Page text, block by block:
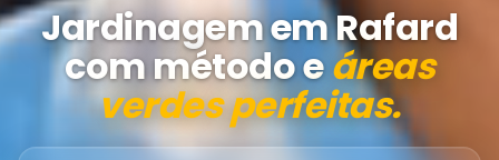
Jardinagem em Rafard
com método eáreas
verdes perfeitas.